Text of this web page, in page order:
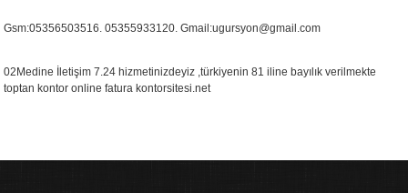
العربية
Gsm:05356503516. 05355933120. Gmail:ugursyon@gmail.com
02Medine İletişim 7.24 hizmetinizdeyiz ,türkiyenin 81 iline bayılık verilmekte
toptan kontor online fatura kontorsitesi.net